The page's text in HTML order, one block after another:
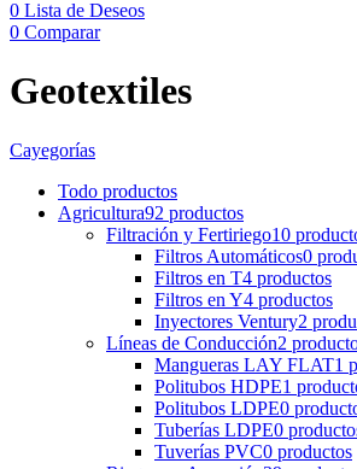
0 Lista de Deseos
0 Comparar
Geotextiles
Cayegorías
Todo productos
Agricultura92 productos
Filtración y Fertiriego10
Filtros Automáticos0
Filtros en T4 productos
Filtros en Y4 productos
Inyectores Ventury2
Líneas de Conducción2
Mangueras LAY FLAT1
Politubos HDPE1
Politubos LDPE0
Tuberías LDPE0
Tuverías PVC0 productos